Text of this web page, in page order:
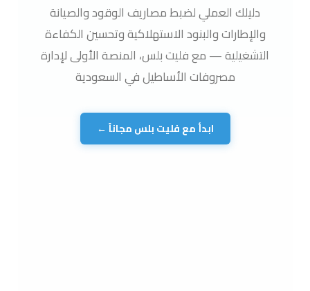
دليلك العملي لضبط مصاريف الوقود والصيانة
والإطارات والبنود الاستهلاكية وتحسين الكفاءة
التشغيلية — مع فليت بلس، المنصة الأولى لإدارة
مصروفات الأساطيل في السعودية
ابدأ مع فليت بلس مجاناً ←